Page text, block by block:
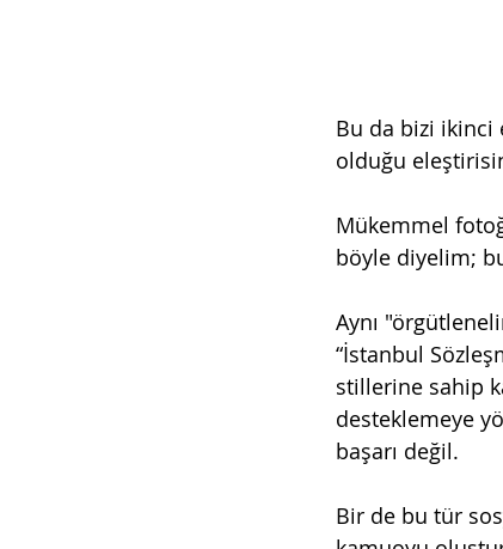
Bu da bizi ikinci
olduğu
Mükemmel
böyle diyelim;
Aynı
“İstanbul
stillerine sahip
desteklemeye
başarı değil.
Bir de bu tür